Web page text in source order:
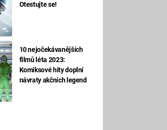
Otestujte se!
10 nejočekávanějších
filmů léta 2023:
Komiksové hity doplní
návraty akčních legend